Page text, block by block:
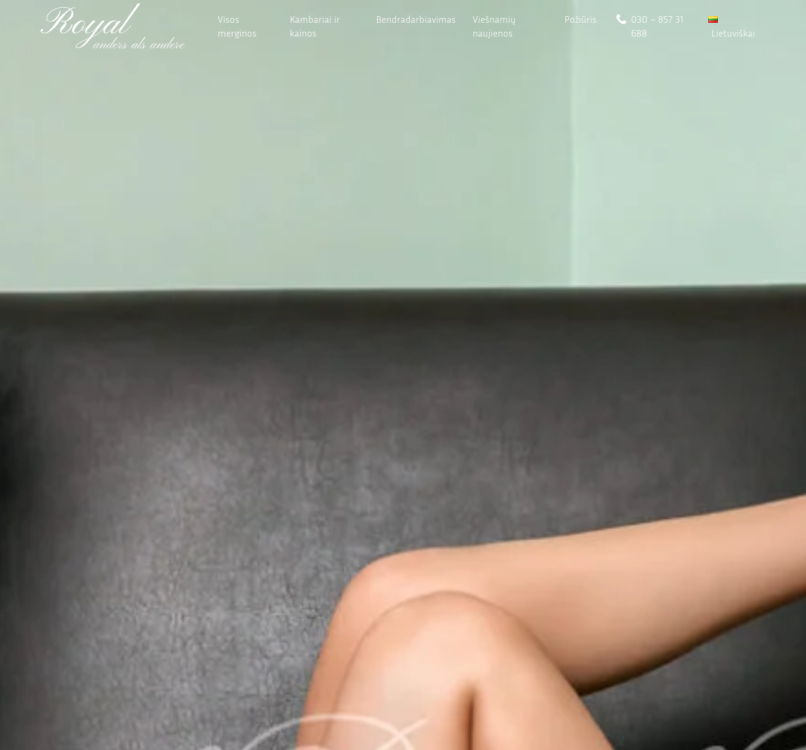
Visos
merginos
Kambariai ir
kainos
Bendradarbiavimas
Viešnamių
naujienos
Požiūris
030 – 857 31
688
Lietuviškai